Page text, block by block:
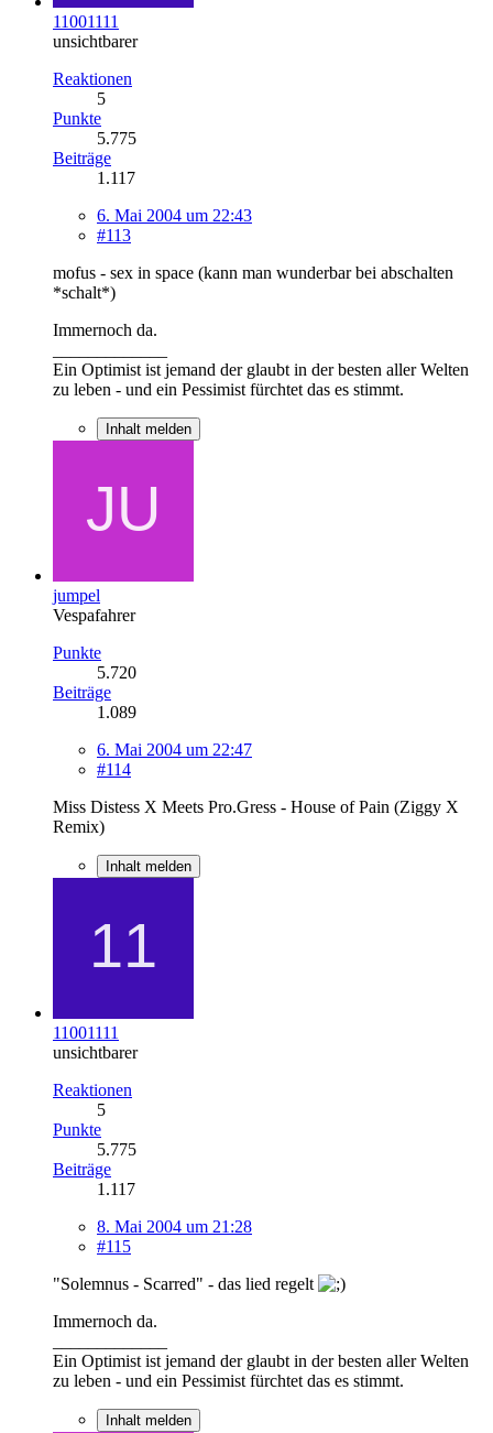
11001111
unsichtbarer
Reaktionen
5
Punkte
5.775
Beiträge
1.117
6. Mai 2004 um 22:43
#113
mofus - sex in space (kann man wunderbar bei abschalten
*schalt*)
Immernoch da.
Ein Optimist ist jemand der glaubt in der besten aller Welten
zu leben - und ein Pessimist fürchtet das es stimmt.
Inhalt melden
jumpel
Vespafahrer
Punkte
5.720
Beiträge
1.089
6. Mai 2004 um 22:47
#114
Miss Distess X Meets Pro.Gress - House of Pain (Ziggy X
Remix)
Inhalt melden
11001111
unsichtbarer
Reaktionen
5
Punkte
5.775
Beiträge
1.117
8. Mai 2004 um 21:28
#115
"Solemnus - Scarred" - das lied regelt
Immernoch da.
Ein Optimist ist jemand der glaubt in der besten aller Welten
zu leben - und ein Pessimist fürchtet das es stimmt.
Inhalt melden